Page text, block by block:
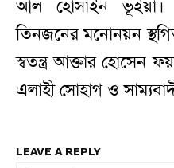
আল হোসাইন ভূঁইয়া।
তিনজনের মনোনয়ন
স্বতন্ত্র আক্তার হোসেন
এলাহী সোহাগ ও
LEAVE A REPLY